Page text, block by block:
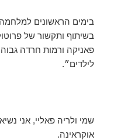
בימים הראשונים
בשיתוף ותקשור של
פאניקה ורמות חרדה
לילדים״.
שמי ולריה פאליי, אני
אוקראינה.